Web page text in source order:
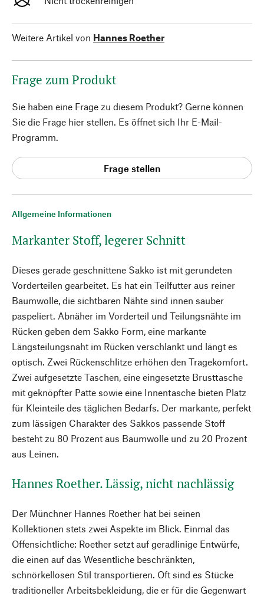
Allgemeine Informationen
Markanter Stoff, legerer Schnitt
Dieses gerade geschnittene Sakko ist mit gerundeten
Vorderteilen gearbeitet. Es hat ein Teilfutter aus reiner
Baumwolle, die sichtbaren Nähte sind innen sauber
paspeliert. Abnäher im Vorderteil und Teilungsnähte im
Rücken geben dem Sakko Form, eine markante
Längsteilungsnaht im Rücken verschlankt und längt es
optisch. Zwei Rückenschlitze erhöhen den Tragekomfort.
Zwei aufgesetzte Taschen, eine eingesetzte Brusttasche
mit geknöpfter Patte sowie eine Innentasche bieten Platz
für Kleinteile des täglichen Bedarfs. Der markante, perfekt
zum lässigen Charakter des Sakkos passende Stoff
besteht zu 80 Prozent aus Baumwolle und zu 20 Prozent
aus Leinen.
Hannes Roether. Lässig, nicht nachlässig
Der Münchner Hannes Roether hat bei seinen
Kollektionen stets zwei Aspekte im Blick. Einmal das
Offensichtliche: Roether setzt auf geradlinige Entwürfe,
die einen auf das Wesentliche beschränkten,
schnörkellosen Stil transportieren. Oft sind es Stücke
traditioneller Arbeitsbekleidung, die er für die Gegenwart
Weitere Artikel von Hannes Roether
Frage zum Produkt
Sie haben eine Frage zu diesem Produkt? Gerne können
Sie die Frage hier stellen. Es öffnet sich Ihr E-Mail-
Programm.
Frage stellen